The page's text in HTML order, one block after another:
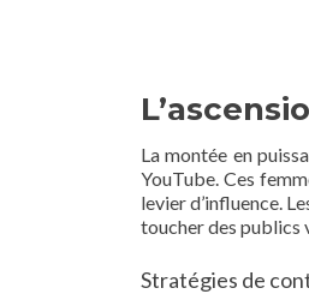
La montée en
YouTube. Ces
levier d’influence.
toucher des publics
Stratégies de